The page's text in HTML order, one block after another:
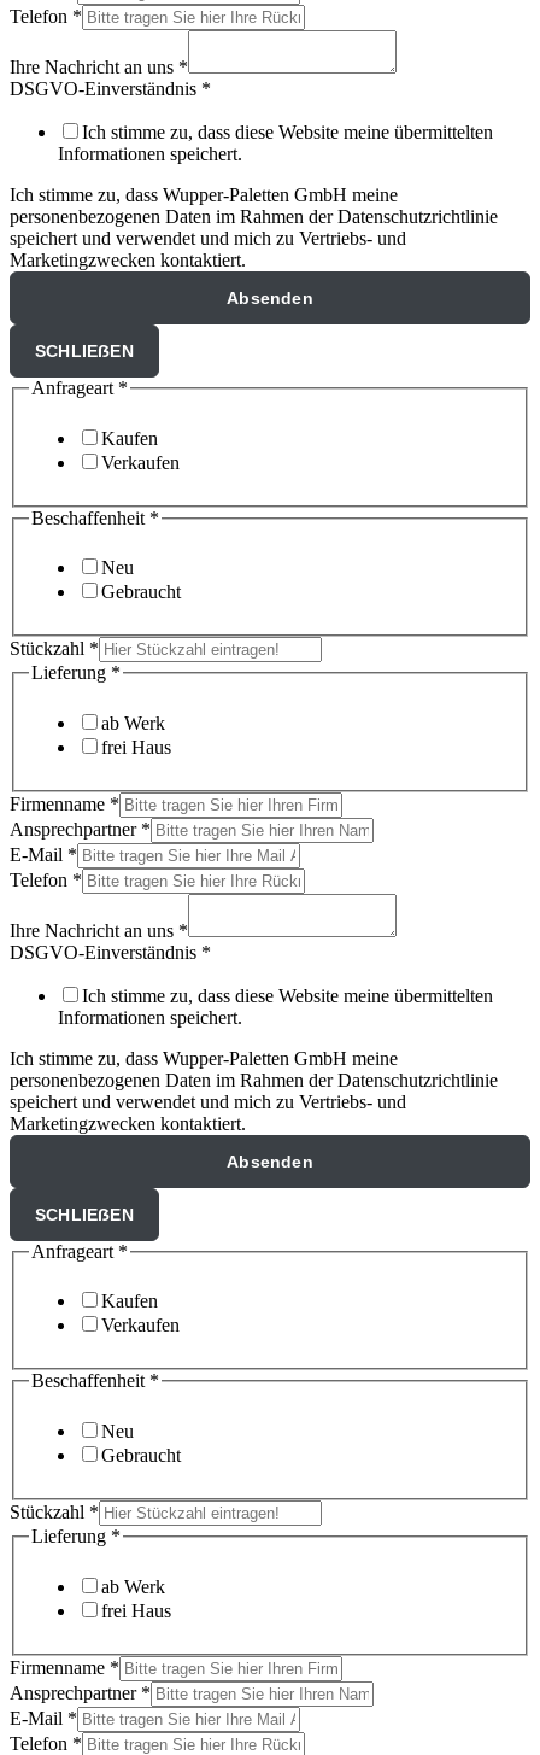
Telefon *
Ihre Nachricht an uns *
DSGVO-Einverständnis *
Ich stimme zu, dass diese Website meine übermittelten
Informationen speichert.
Ich stimme zu, dass Wupper-Paletten GmbH meine
personenbezogenen Daten im Rahmen der Datenschutzrichtlinie
speichert und verwendet und mich zu Vertriebs- und
Marketingzwecken kontaktiert.
Absenden
SCHLIEẞEN
Anfrageart *
Kaufen
Verkaufen
Beschaffenheit *
Neu
Gebraucht
Stückzahl *
Lieferung *
ab Werk
frei Haus
Firmenname *
Ansprechpartner *
E-Mail *
Telefon *
Ihre Nachricht an uns *
DSGVO-Einverständnis *
Ich stimme zu, dass diese Website meine übermittelten
Informationen speichert.
Ich stimme zu, dass Wupper-Paletten GmbH meine
personenbezogenen Daten im Rahmen der Datenschutzrichtlinie
speichert und verwendet und mich zu Vertriebs- und
Marketingzwecken kontaktiert.
Absenden
SCHLIEẞEN
Anfrageart *
Kaufen
Verkaufen
Beschaffenheit *
Neu
Gebraucht
Stückzahl *
Lieferung *
ab Werk
frei Haus
Firmenname *
Ansprechpartner *
E-Mail *
Telefon *